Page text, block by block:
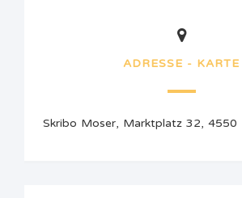
ADRESSE - KARTE
Skribo Moser, Marktplatz 32, 4550